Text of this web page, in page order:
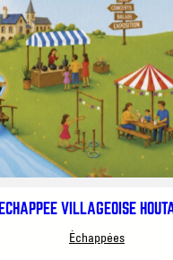
ÉCHAPPÉE VILLAGEOISE
Échappées